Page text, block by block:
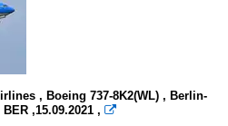
, Boeing 737-8K2(WL) , Berlin-
,15.09.2021 , 